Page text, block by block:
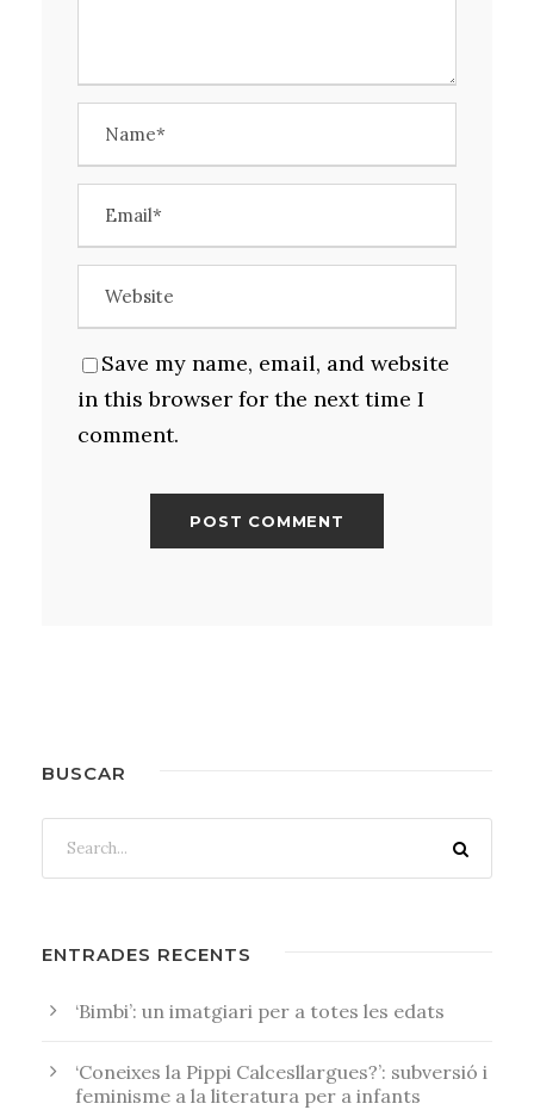
Save my name, email, and website
in this browser for the next time I
comment.
BUSCAR
ENTRADES RECENTS
‘Bimbi’: un imatgiari per a totes les edats
‘Coneixes la Pippi Calcesllargues?’: subversió i
feminisme a la literatura per a infants